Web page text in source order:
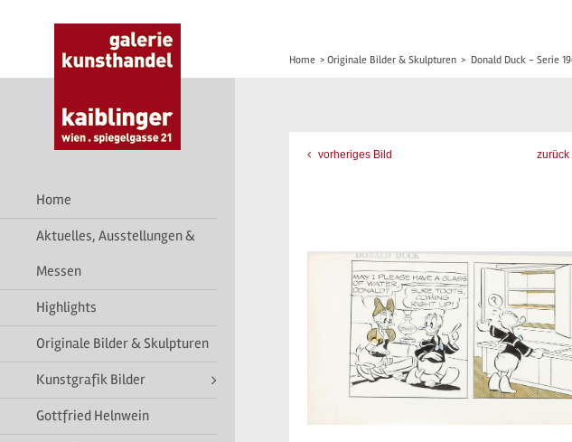
Home
Aktuelles, Ausstellungen &
Messen
Highlights
Originale Bilder & Skulpturen
Kunstgrafik Bilder
Gottfried Helnwein
Home > Originale Bilder & Skulpturen > Donald Duck - Serie
vorheriges Bild